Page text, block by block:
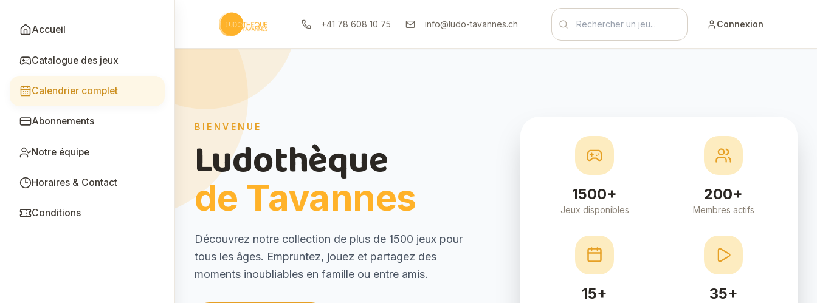
Ludothèque
Accueil
Catalogue des jeux
Calendrier complet
Abonnements
Notre équipe
Horaires & Contact
Conditions
+41 78 608 10 75 info@ludo-tavannes.ch
Rechercher un jeu
Connexion
BIENVENUE
Ludothèque
de Tavannes
Description
Découvrez notre collection de plus de 1500 jeux pour
tous les âges. Empruntez, jouez et partagez des
moments inoubliables en famille ou entre amis.
1500+
Jeux disponibles
200+
Membres actifs
15+ 35+